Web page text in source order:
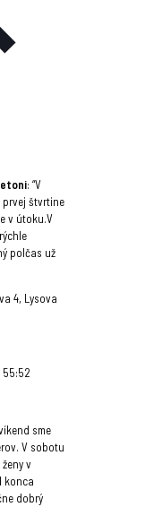
: “V
prvej štvrtine
v útoku.V
polčas už
4, Lysova
55:52
sme
V sobotu
v
konca
dobrý